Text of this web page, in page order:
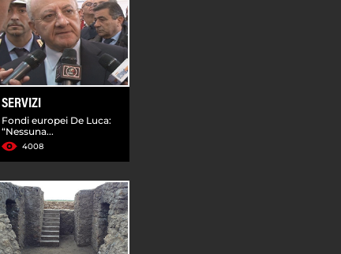
SERVIZI
Fondi europei De Luca:
“Nessuna...
4008